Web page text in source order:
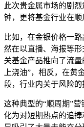
此次贵金属市场的剧
钟，更将基金行业在顺
比如，在金银价格一
然在以直播、海报等
关基金产品推向了流
上浇油”，相反，在黄
段，行业内关于风险的
这种典型的“顺周期”
化为对短期热点的追